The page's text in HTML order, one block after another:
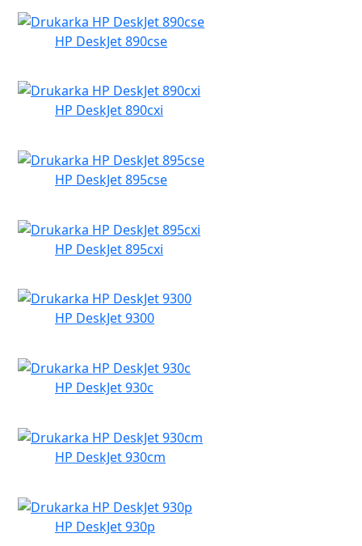
HP DeskJet 890cse
HP DeskJet 890cxi
HP DeskJet 895cse
HP DeskJet 895cxi
HP DeskJet 9300
HP DeskJet 930c
HP DeskJet 930cm
HP DeskJet 930p